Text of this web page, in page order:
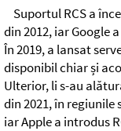
Suportul RCS a
din 2012, iar Google
În 2019, a lansat
disponibil chiar și
Ulterior, li s-au
din 2021, în regiunile
iar Apple a introdus